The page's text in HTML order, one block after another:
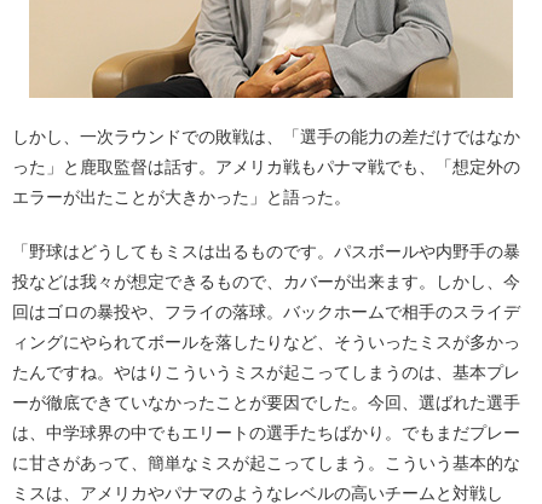
しかし、一次ラウンドでの敗戦は、「選手の能力の差だけではなか
った」と鹿取監督は話す。アメリカ戦もパナマ戦でも、「想定外の
エラーが出たことが大きかった」と語った。
「野球はどうしてもミスは出るものです。パスボールや内野手の暴
投などは我々が想定できるもので、カバーが出来ます。しかし、今
回はゴロの暴投や、フライの落球。バックホームで相手のスライデ
ィングにやられてボールを落したりなど、そういったミスが多かっ
たんですね。やはりこういうミスが起こってしまうのは、基本プレ
ーが徹底できていなかったことが要因でした。今回、選ばれた選手
は、中学球界の中でもエリートの選手たちばかり。でもまだプレー
に甘さがあって、簡単なミスが起こってしまう。こういう基本的な
ミスは、アメリカやパナマのようなレベルの高いチームと対戦し